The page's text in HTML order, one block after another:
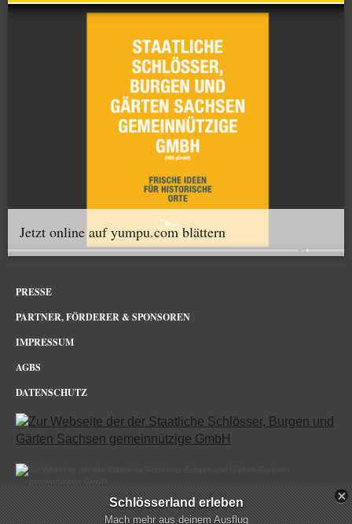
Jetzt online auf yumpu.com blättern
PRESSE
PARTNER, FÖRDERER & SPONSOREN
IMPRESSUM
AGBS
DATENSCHUTZ
Barockgarten Großsedlitz im Netz
Schlösserland erleben
Mach mehr aus deinem Ausflug